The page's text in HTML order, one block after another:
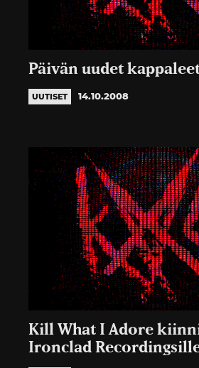
Päivän uudet kappaleet
UUTISET 14.10.2008
Kill What I Adore
Ironclad